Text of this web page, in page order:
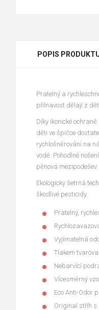
POPIS
Pratelný a
přilnavost dělají z
Díky ikonické
děti ve špičce
rychlošněrování na
vodě. Pohodlné
pěnová mezipodešev.
Ekologicky šetrná
škodlivé pesticidy.
Pratelný,
Vyjímatelná
Tlakem
Nebarvící
Vícesměrný
Eco Anti-Odor
Original střih s